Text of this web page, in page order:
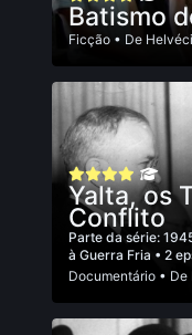
Batismo
Ficção • De
Yalta, os
Conflito
Parte da série:
à Guerra Fria • 2
Documentário • De